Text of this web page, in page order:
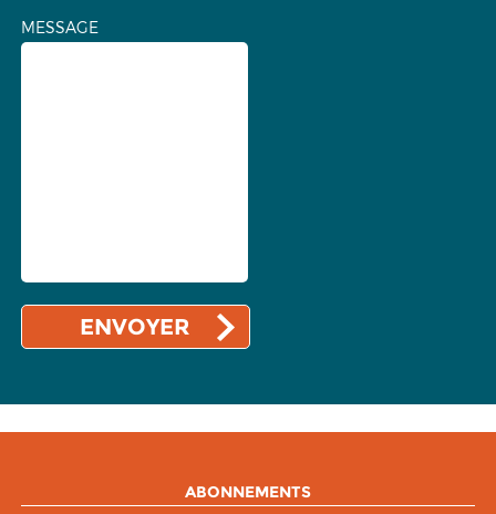
MESSAGE
ABONNEMENTS